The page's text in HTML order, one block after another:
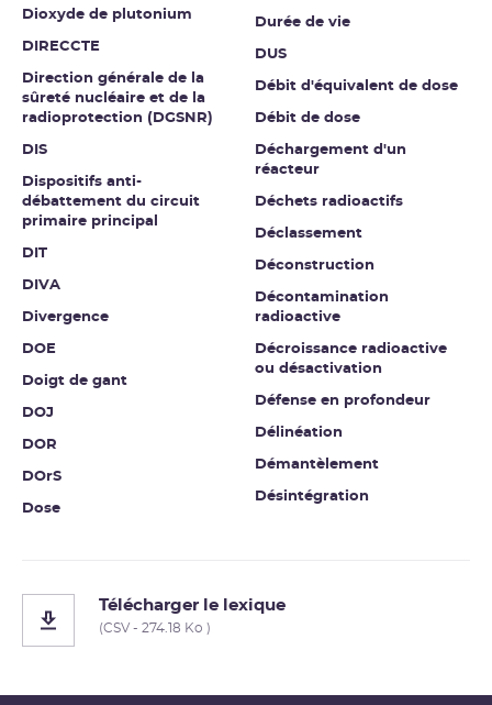
Dioxyde de plutonium
DIRECCTE
Direction générale de la
sûreté nucléaire et de la
radioprotection (DGSNR)
DIS
Dispositifs anti-
débattement du circuit
primaire principal
DIT
DIVA
Divergence
DOE
Doigt de gant
DOJ
DOR
DOrS
Dose
Durée de vie
DUS
Débit d'équivalent de dose
Débit de dose
Déchargement d'un
réacteur
Déchets radioactifs
Déclassement
Déconstruction
Décontamination
radioactive
Décroissance radioactive
ou désactivation
Défense en profondeur
Délinéation
Démantèlement
Désintégration
Télécharger le lexique
(CSV - 274.18 Ko )